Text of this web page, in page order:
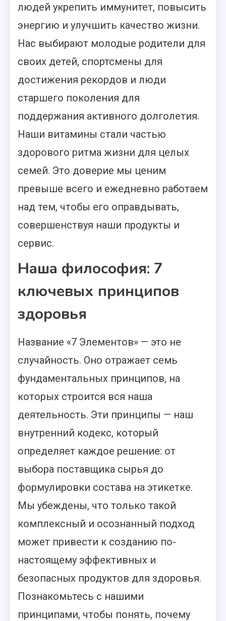
людей укрепить иммунитет, повысить
энергию и улучшить качество жизни.
Нас выбирают молодые родители для
своих детей, спортсмены для
достижения рекордов и люди
старшего поколения для
поддержания активного долголетия.
Наши витамины стали частью
здорового ритма жизни для целых
семей. Это доверие мы ценим
превыше всего и ежедневно работаем
над тем, чтобы его оправдывать,
совершенствуя наши продукты и
сервис.
Наша философия: 7
ключевых принципов
здоровья
Название «7 Элементов» — это не
случайность. Оно отражает семь
фундаментальных принципов, на
которых строится вся наша
деятельность. Эти принципы — наш
внутренний кодекс, который
определяет каждое решение: от
выбора поставщика сырья до
формулировки состава на этикетке.
Мы убеждены, что только такой
комплексный и осознанный подход
может привести к созданию по-
настоящему эффективных и
безопасных продуктов для здоровья.
Познакомьтесь с нашими
принципами, чтобы понять, почему